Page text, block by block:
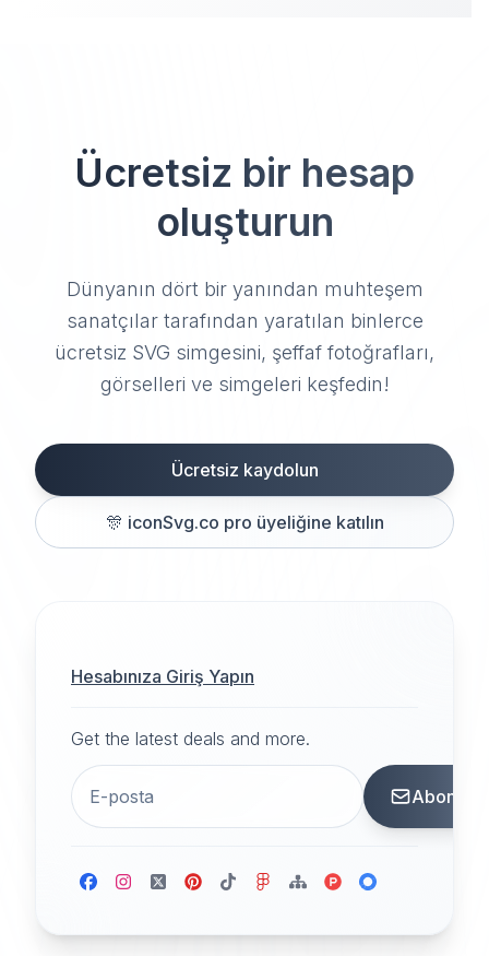
Ücretsiz bir hesap
oluşturun
Dünyanın dört bir yanından muhteşem
sanatçılar tarafından yaratılan binlerce
ücretsiz SVG simgesini, şeffaf fotoğrafları,
görselleri ve simgeleri keşfedin!
Ücretsiz kaydolun
🎊 iconSvg.co pro üyeliğine katılın
Hesabınıza Giriş Yapın
Get the latest deals and more.
Abone